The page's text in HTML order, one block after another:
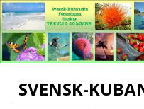
SVENSK-